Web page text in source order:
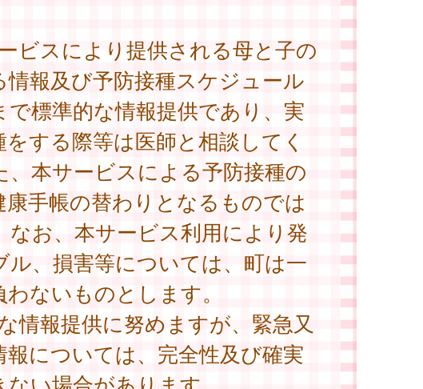
ビスにより提供される母と子の
情報及び予防接種スケジュール
で標準的な情報提供であり、実
する際等は医師と相談してく
、本サービスによる予防接種の
康手帳の替わりとなるものでは
なお、本サービス利用により発
ル、損害等については、町は一
ないものとします。
報提供に努めますが、緊急又
報については、完全性及び確実
い場合があります。